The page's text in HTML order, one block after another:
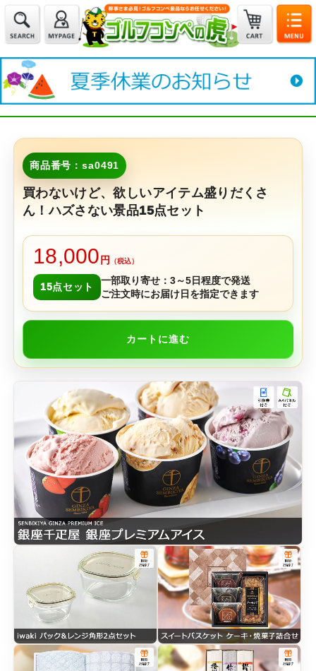
商品番号：sa0491
買わないけど、欲しいアイテム盛りだくさ
ん！ハズさない景品15点セット
18,000 円 （税込）
15点セット
一部取り寄せ：3～5日程度で発送
ご注文時にお届け日を指定できます
カートに進む